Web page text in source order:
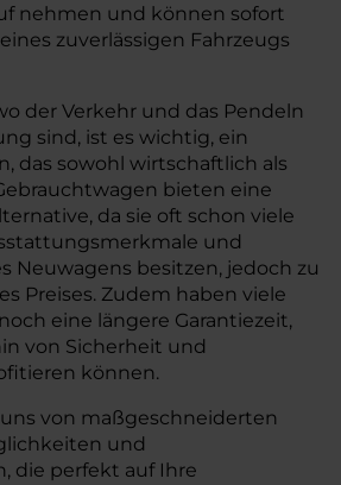
nehmen und können sofort
zuverlässigen Fahrzeugs
der Verkehr und das Pendeln
sind, ist es wichtig, ein
das sowohl wirtschaftlich als
bieten eine
da sie oft schon viele
und
Neuwagens besitzen, jedoch zu
Preises. Zudem haben viele
eine längere Garantiezeit,
von Sicherheit und
können.
von maßgeschneiderten
und
die perfekt auf Ihre